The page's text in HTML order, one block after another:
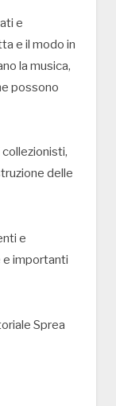
e
e il modo in
la musica,
possono
delle
e
e importanti
Sprea